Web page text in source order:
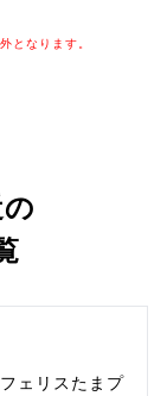
となります。
ェリスたまプ